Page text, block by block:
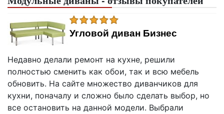
Угловой диван Бизнес
Недавно делали ремонт на кухне, решили
полностью сменить как обои, так и всю мебель
обновить. На сайте множество диванчиков для
кухни, поначалу и сложно было сделать выбор, но
все остановить на данной модели. Выбрали